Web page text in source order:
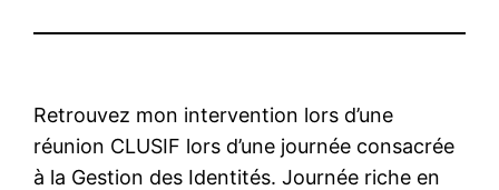
Retrouvez mon intervention lors d’une
réunion CLUSIF lors d’une journée consacrée
à la Gestion des Identités. Journée riche en